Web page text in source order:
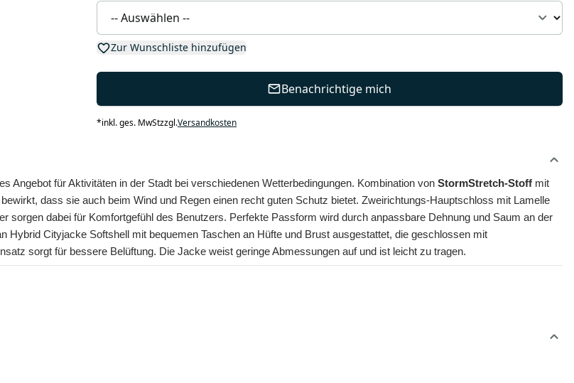
Zur Wunschliste hinzufügen
Benachrichtige mich
*inkl. ges. MwStzzgl.Versandkosten
Angebot für Aktivitäten in der Stadt bei verschiedenen Wetterbedingungen. Kombination von StormStretch-Stoff mit
bewirkt, dass sie auch beim Wind und Regen einen recht guten Schutz bietet. Zweirichtungs-Hauptschloss mit Lamelle
sorgen dabei für Komfortgefühl des Benutzers. Perfekte Passform wird durch anpassbare Dehnung und Saum an der
Cityjacke Softshell mit bequemen Taschen an Hüfte und Brust ausgestattet, die geschlossen mit
sorgt für bessere Belüftung. Die Jacke weist geringe Abmessungen auf und ist leicht zu tragen.